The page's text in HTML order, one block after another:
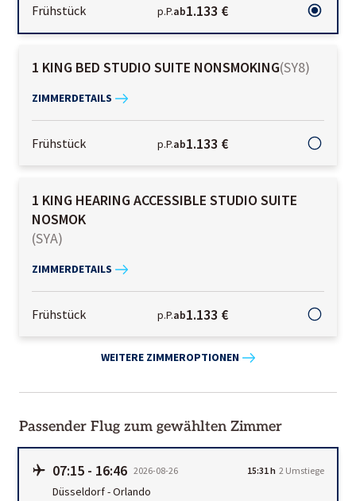
Frühstück p.P.ab1.133 €
1 KING BED STUDIO SUITE NONSMOKING(SY8)
ZIMMERDETAILS
Frühstück p.P.ab1.133 €
1 KING HEARING ACCESSIBLE STUDIO SUITE
NOSMOK
(SYA)
ZIMMERDETAILS
Frühstück p.P.ab1.133 €
WEITERE ZIMMEROPTIONEN
Passender Flug zum gewählten Zimmer
07:15 - 16:46 2026-08-26 15:31 h 2 Umstiege
Düsseldorf-Orlando